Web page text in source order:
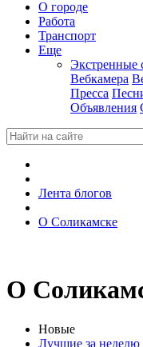
О городе
Работа
Транспорт
Еще
Экстренные
Вебкамера
Пресса
Объявления
Лента блогов
О Соликамске
О
Новые
Лучшие за неделю